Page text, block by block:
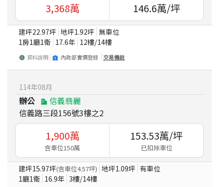
3,368萬 146.6萬/坪
建坪22.97坪 地坪1.92坪 無車位
1房1廳1衛 17.6年 12樓/14樓
資料說明 內政部實價登錄 交易備註
114年08月
辦公
信義翡麗
信義路三段156號3樓之2
1,900萬
含車位150萬
153.53萬/坪
已扣除車位
建坪15.97坪(含車位4.57坪) 地坪1.09坪 有車位
1廳1衛 16.9年 3樓/14樓